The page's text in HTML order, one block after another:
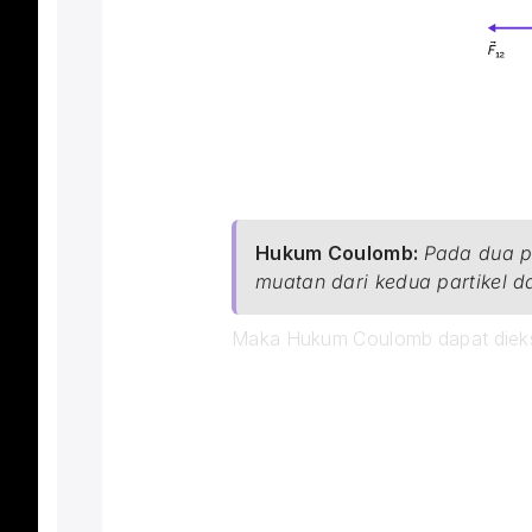
Hukum Coulomb: Pada dua
muatan dari kedua partikel
Maka Hukum Coulomb dapat